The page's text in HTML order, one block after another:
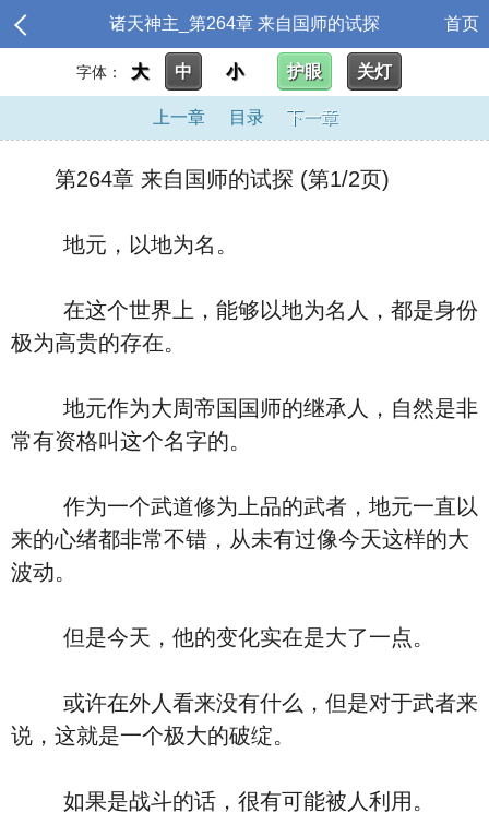
诸天神主_第264章 来自国师的试探 首页
字体： 大 中 小 护眼 关灯
上一章 目录 下一章
第264章 来自国师的试探 (第1/2页)
地元，以地为名。
在这个世界上，能够以地为名人，都是身份
极为高贵的存在。
地元作为大周帝国国师的继承人，自然是非
常有资格叫这个名字的。
作为一个武道修为上品的武者，地元一直以
来的心绪都非常不错，从未有过像今天这样的大
波动。
但是今天，他的变化实在是大了一点。
或许在外人看来没有什么，但是对于武者来
说，这就是一个极大的破绽。
如果是战斗的话，很有可能被人利用。